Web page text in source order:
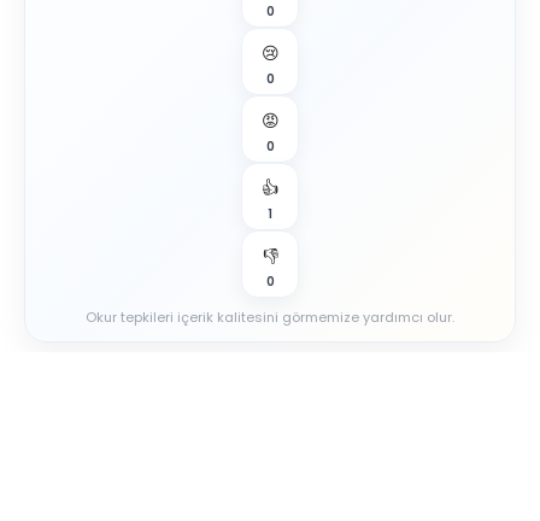
0
😢
0
😡
0
👍
1
👎
0
Okur tepkileri içerik kalitesini görmemize yardımcı olur.